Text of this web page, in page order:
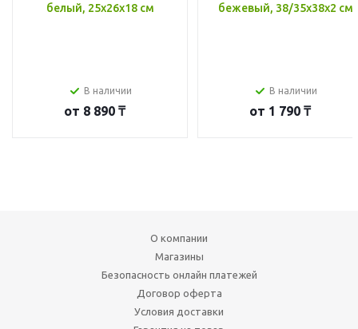
белый, 25x26x18 см
В наличии
от 8 890 ₸
бежевый, 38/35x38x2 см
В наличии
от 1 790 ₸
О компании
Магазины
Безопасность онлайн платежей
Договор оферта
Условия доставки